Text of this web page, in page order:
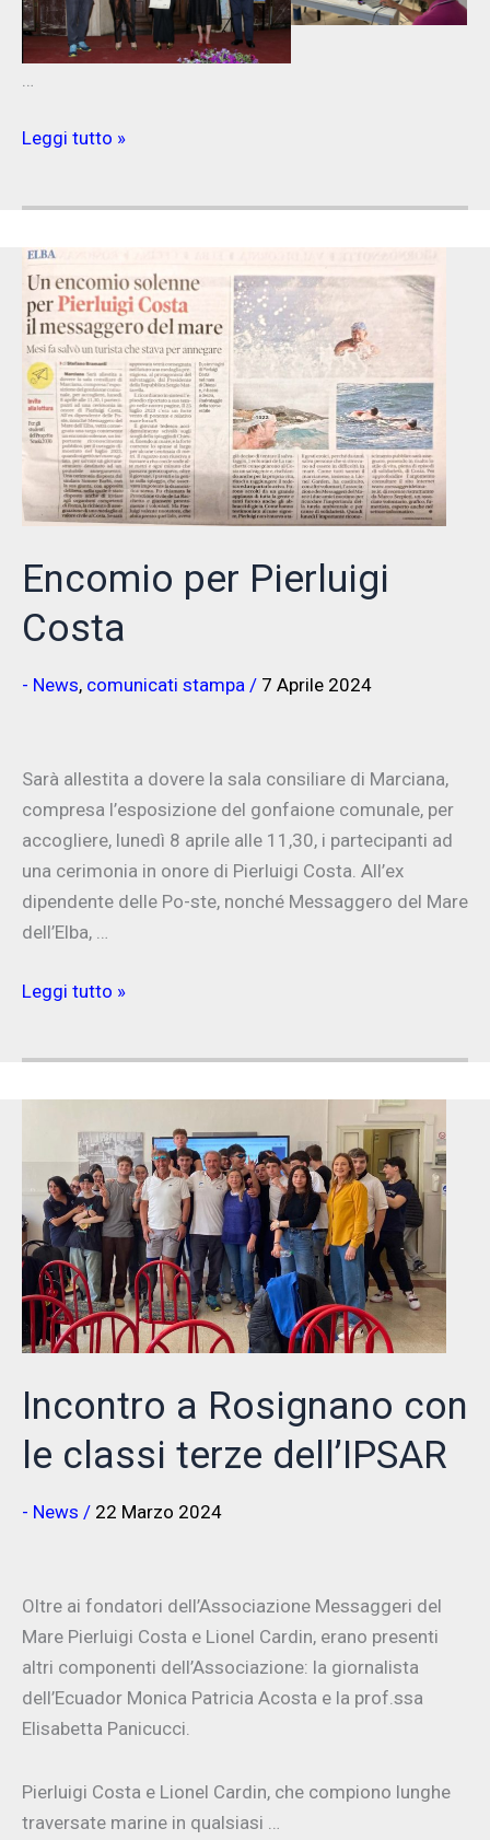
Incontro
tempo
libero
Leggi tutto »
Encomio per Pierluigi
Costa
- News, comunicati stampa / 7 Aprile 2024
Sarà allestita a dovere la sala consiliare di Marciana,
compresa l’esposizione del gonfaione comunale, per
accogliere, lunedì 8 aprile alle 11,30, i partecipanti ad
una cerimonia in onore di Pierluigi Costa. All’ex
dipendente delle Po-ste, nonché Messaggero del Mare
dell’Elba, …
Encomio
Leggi tutto »
Incontro a Rosignano con
le classi terze dell’IPSAR
- News / 22 Marzo 2024
Oltre ai fondatori dell’Associazione Messaggeri del
Mare Pierluigi Costa e Lionel Cardin, erano presenti
altri componenti dell’Associazione: la giornalista
dell’Ecuador Monica Patricia Acosta e la prof.ssa
Elisabetta Panicucci.
Pierluigi Costa e Lionel Cardin, che compiono lunghe
traversate marine in qualsiasi …